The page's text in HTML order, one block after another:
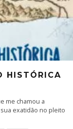
HISTÓRICA
me chamou a
exatidão no pleito